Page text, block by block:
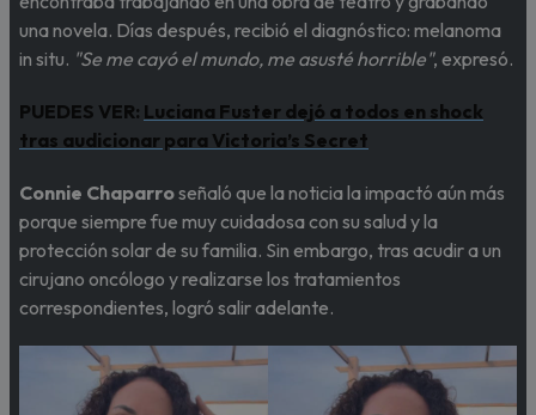
una novela. Días después, recibió el diagnóstico: melanoma
in situ. "Se me cayó el mundo, me asusté horrible", expresó.
PUEDES VER: Luciana Fuster dejó a todos en shock
tras audicionar para Victoria’s Secret
Connie Chaparroseñaló que la noticia la impactó aún más
porque siempre fue muy cuidadosa con su salud y la
protección solar de su familia. Sin embargo, tras acudir a un
cirujano oncólogo y realizarse los tratamientos
correspondientes, logró salir adelante.